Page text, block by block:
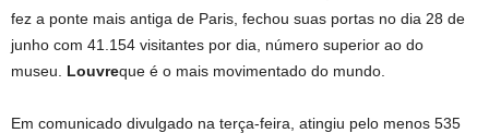
fez a ponte mais antiga de Paris, fechou suas portas no dia 28 de
junho com 41.154 visitantes por dia, número superior ao do
museu. Louvreque é o mais movimentado do mundo.
Em comunicado divulgado na terça-feira, atingiu pelo menos 535